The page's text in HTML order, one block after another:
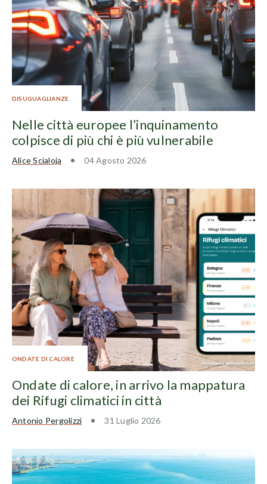
DISUGUAGLIANZE
Nelle città europee l’inquinamento
colpisce di più chi è più vulnerabile
Alice Scialoja 04 Agosto 2026
ONDATE DI CALORE
Ondate di calore, in arrivo la mappatura
dei Rifugi climatici in città
Antonio Pergolizzi 31 Luglio 2026